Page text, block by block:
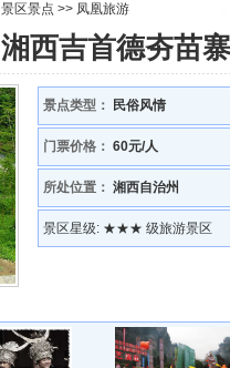
景区景点 >> 凤凰旅游
湘西吉首德夯苗寨
景点类型： 民俗风情
门票价格： 60元/人
所处位置： 湘西自治州
景区星级: ★★★ 级旅游景区